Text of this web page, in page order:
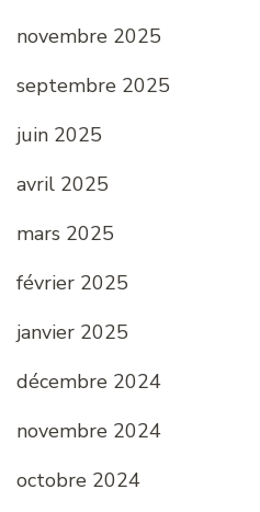
novembre 2025
septembre 2025
juin 2025
avril 2025
mars 2025
février 2025
janvier 2025
décembre 2024
novembre 2024
octobre 2024